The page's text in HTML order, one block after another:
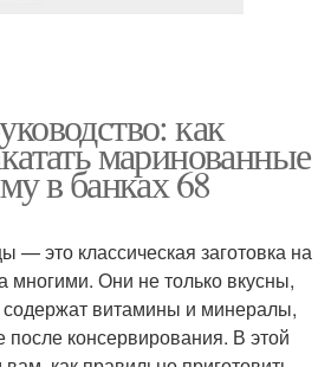
как
маринованные
в банках 68
— это классическая заготовка на
многими. Они не только вкусны,
содержат витамины и минералы,
консервирования. В этой